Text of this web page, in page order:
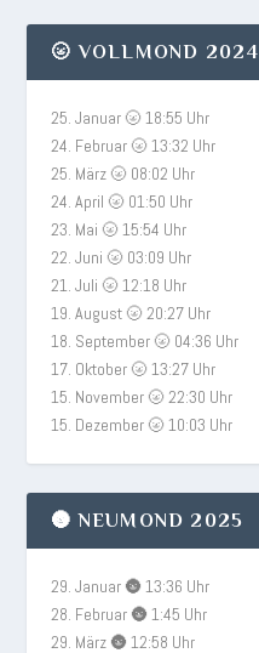
🌝 VOLLMOND 2024
25. Januar 🌝 18:55 Uhr
24. Februar 🌝 13:32 Uhr
25. März 🌝 08:02 Uhr
24. April 🌝 01:50 Uhr
23. Mai 🌝 15:54 Uhr
22. Juni 🌝 03:09 Uhr
21. Juli 🌝 12:18 Uhr
19. August 🌝 20:27 Uhr
18. September 🌝 04:36 Uhr
17. Oktober 🌝 13:27 Uhr
15. November 🌝 22:30 Uhr
15. Dezember 🌝 10:03 Uhr
🌚 NEUMOND 2025
29. Januar 🌚 13:36 Uhr
28. Februar 🌚 1:45 Uhr
29. März 🌚 12:58 Uhr